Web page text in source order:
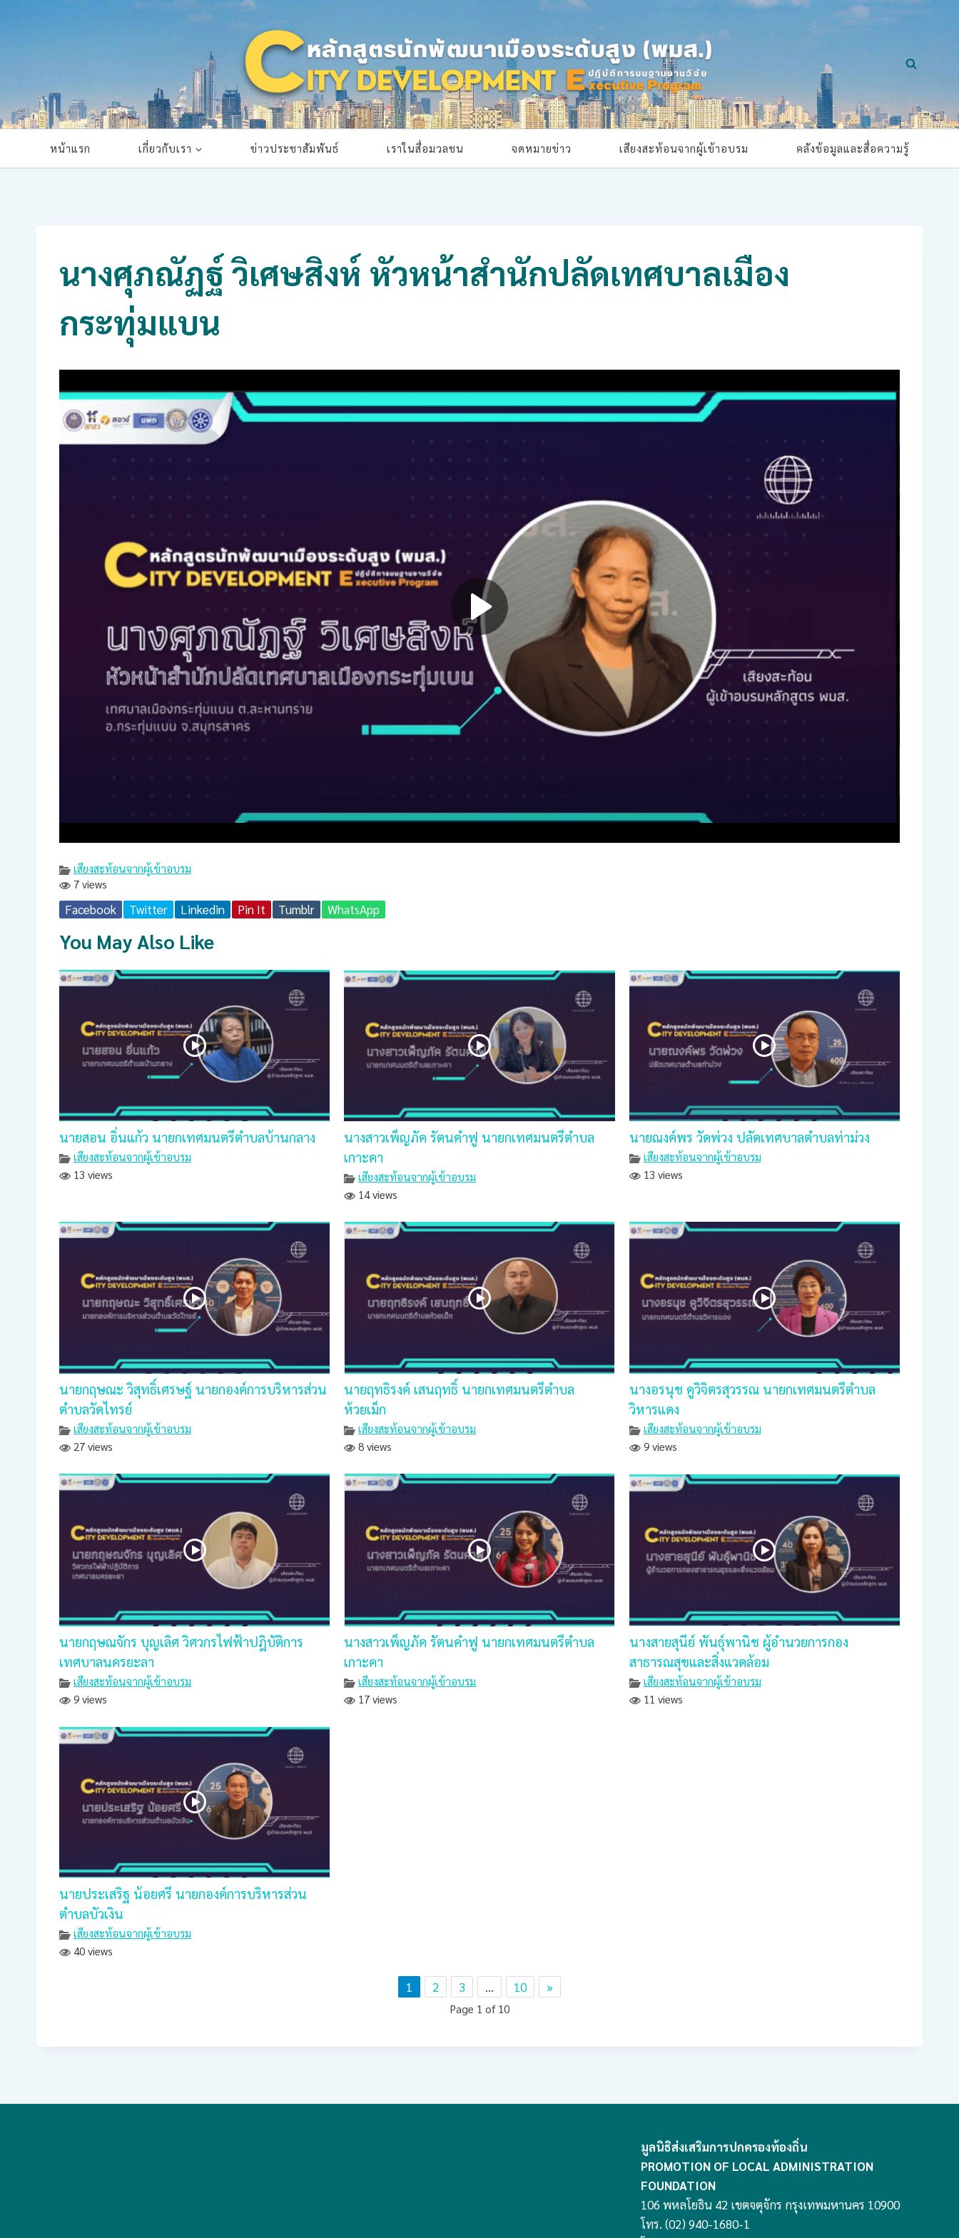
หน้าแรก เกี่ยวกับเรา ข่าวประชาสัมพันธ์ เราในสื่อมวลชน จดหมายข่าว เสียงสะท้อนจากผู้เข้าอบรม คลังข้อมูลและสื่อความรู้
นางศุภณัฏฐ์ วิเศษสิงห์ หัวหน้าสำนักปลัดเทศบาลเมือง
กระทุ่มแบน
เสียงสะท้อนจากผู้เข้าอบรม
7 views
Facebook Twitter Linkedin Pin It Tumblr WhatsApp
You May Also Like
นายสอน อิ่นแก้ว นายกเทศมนตรีตำบลบ้านกลาง
เสียงสะท้อนจากผู้เข้าอบรม
13 views
นางสาวเพ็ญภัค รัตนคำฟู นายกเทศมนตรีตำบล
เกาะคา
เสียงสะท้อนจากผู้เข้าอบรม
14 views
นายณงค์พร วัดพ่วง ปลัดเทศบาลตำบลท่าม่วง
เสียงสะท้อนจากผู้เข้าอบรม
13 views
นายกฤษณะ วิสุทธิ์เศรษฐ์ นายกองค์การบริหารส่วน
ตำบลวัดไทรย์
เสียงสะท้อนจากผู้เข้าอบรม
27 views
นายฤทธิรงค์ เสนฤทธิ์ นายกเทศมนตรีตำบล
ห้วยเม็ก
เสียงสะท้อนจากผู้เข้าอบรม
8 views
นางอรนุช คูวิจิตรสุวรรณ นายกเทศมนตรีตำบล
วิหารแดง
เสียงสะท้อนจากผู้เข้าอบรม
9 views
นายกฤษณจักร บุญเลิศ วิศวกรไฟฟ้าปฎิบัติการ
เทศบาลนครยะลา
เสียงสะท้อนจากผู้เข้าอบรม
9 views
นางสาวเพ็ญภัค รัตนคำฟู นายกเทศมนตรีตำบล
เกาะคา
เสียงสะท้อนจากผู้เข้าอบรม
17 views
นางสายสุนีย์ พันธุ์พานิช ผู้อำนวยการกอง
สาธารณสุขและสิ่งแวดล้อม
เสียงสะท้อนจากผู้เข้าอบรม
11 views
นายประเสริฐ น้อยศรี นายกองค์การบริหารส่วน
ตำบลบัวเงิน
เสียงสะท้อนจากผู้เข้าอบรม
40 views
1 2 3 … 10 »
Page 1 of 10
มูลนิธิส่งเสริมการปกครองท้องถิ่น
PROMOTION OF LOCAL ADMINISTRATION
FOUNDATION
106 พหลโยธิน 42 เขตจตุจักร กรุงเทพมหานคร 10900
โทร. (02) 940-1680-1